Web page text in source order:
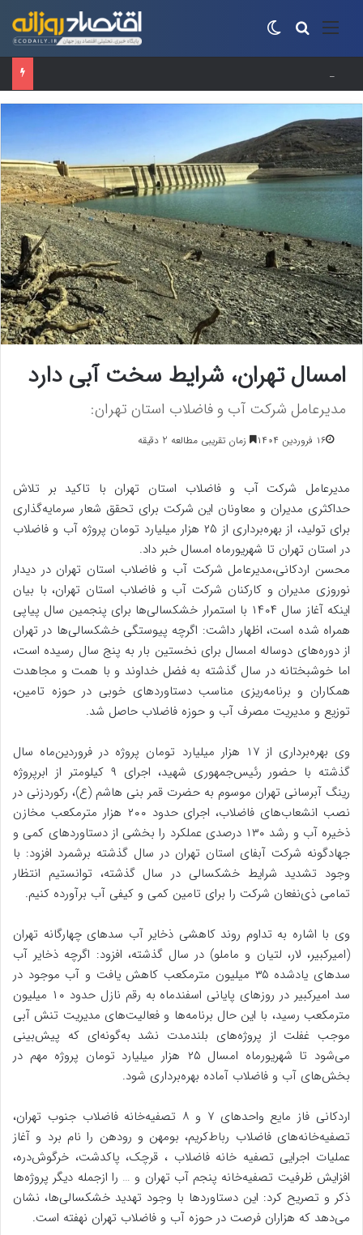
منو جستجو برای
امسال تهران، شرایط سخت آبی دارد
مدیرعامل شرکت آب و فاضلاب استان تهران:
۱۶ فروردین ۱۴۰۴ زمان تقریبی مطالعه 2 دقیقه
مدیرعامل شرکت آب و فاضلاب استان تهران با تاکید بر تلاش
حداکثری مدیران و معاونان این شرکت برای تحقق شعار سرمایه‌گذاری
برای تولید، از بهره‌برداری از ۲۵ هزار میلیارد تومان پروژه آب و فاضلاب
در استان تهران تا شهریورماه امسال خبر داد.
محسن اردکانی،مدیرعامل شرکت آب و فاضلاب استان تهران در دیدار
نوروزی مدیران و کارکنان شرکت آب و فاضلاب استان تهران، با بیان
اینکه آغاز سال ۱۴۰۴ با استمرار خشکسالی‌ها برای پنجمین سال پیاپی
همراه شده است، اظهار داشت: اگرچه پیوستگی خشکسالی‌ها در تهران
از دوره‌های دوساله امسال برای نخستین بار به پنج سال رسیده است،
اما خوشبختانه در سال گذشته به فضل خداوند و با همت و مجاهدت
همکاران و برنامه‌ریزی مناسب دستاوردهای خوبی در حوزه تامین،
توزیع و مدیریت مصرف آب و حوزه فاضلاب حاصل شد.
وی بهره‌برداری از ۱۷ هزار میلیارد تومان پروژه در فروردین‌ماه سال
گذشته با حضور رئیس‌جمهوری شهید، اجرای ۹ کیلومتر از ابرپروژه
رینگ آبرسانی تهران موسوم به حضرت قمر بنی هاشم (ع)، رکوردزنی در
نصب انشعاب‌های فاضلاب، اجرای حدود ۲۰۰ هزار مترمکعب مخازن
ذخیره آب و رشد ۱۳۰ درصدی عملکرد را بخشی از دستاوردهای کمی و
جهادگونه شرکت آبفای استان تهران در سال گذشته برشمرد افزود: با
وجود تشدید شرایط خشکسالی در سال گذشته، توانستیم انتظار
تمامی ذی‌نفعان شرکت را برای تامین کمی و کیفی آب برآورده کنیم.
وی با اشاره به تداوم روند کاهشی ذخایر آب سدهای چهارگانه تهران
(امیرکبیر، لار، لتیان و ماملو) در سال گذشته، افزود: اگرچه ذخایر آب
سدهای یادشده ۳۵ میلیون مترمکعب کاهش یافت و آب موجود در
سد امیرکبیر در روزهای پایانی اسفندماه به رقم نازل حدود ۱۰ میلیون
مترمکعب رسید، با این حال برنامه‌ها و فعالیت‌های مدیریت تنش آبی
موجب غفلت از پروژه‌های بلندمدت نشد به‌گونه‌ای که پیش‌بینی
می‌شود تا شهریورماه امسال ۲۵ هزار میلیارد تومان پروژه مهم در
بخش‌های آب و فاضلاب آماده بهره‌برداری شود.
اردکانی فاز مایع واحدهای ۷ و ۸ تصفیه‌خانه فاضلاب جنوب تهران،
تصفیه‌خانه‌های فاضلاب رباط‌کریم، بومهن و رودهن را نام برد و آغاز
عملیات اجرایی تصفیه خانه فاضلاب ، قرچک، پاکدشت، خرگوش‌دره،
افزایش ظرفیت تصفیه‌خانه پنجم آب تهران و … را ازجمله دیگر پروژه‌ها
ذکر و تصریح کرد: این دستاوردها با وجود تهدید خشکسالی‌ها، نشان
می‌دهد که هزاران فرصت در حوزه آب و فاضلاب تهران نهفته است.